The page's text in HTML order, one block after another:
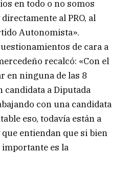
en todo o no somos
al PRO, al
Autonomista».
de cara a
recalcó: «Con el
en ninguna de las 8
candidata a Diputada
con una candidata
eso, todavía están a
entiendan que si bien
es la